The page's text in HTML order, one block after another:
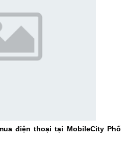
điện thoại tại MobileCity Phố